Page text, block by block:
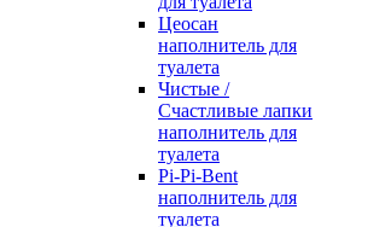
Цеосан
наполнитель для
туалета
Чистые /
Счастливые лапки
наполнитель для
туалета
Pi-Pi-Bent
наполнитель для
туалета